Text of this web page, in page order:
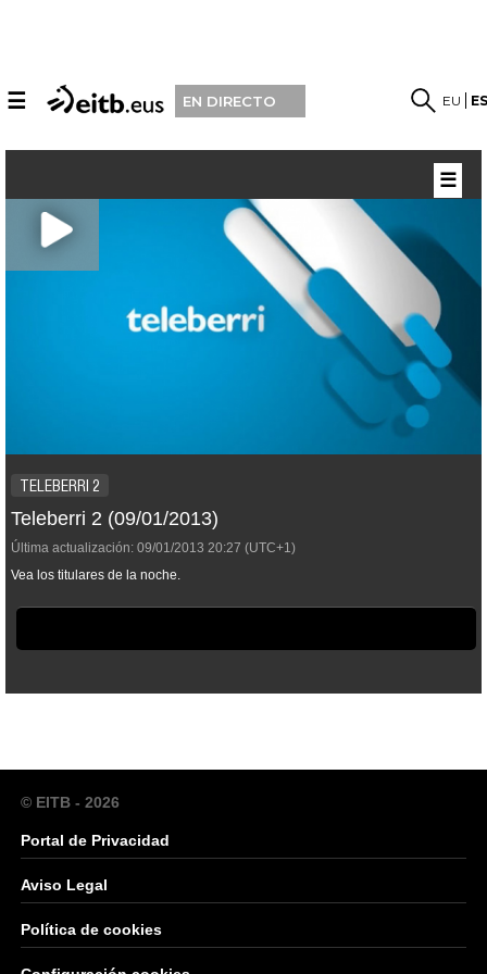
☰ EN DIRECTO EU
TELEBERRI 2
Teleberri 2 (09/01/2013)
Última actualización: 09/01/2013 20:27 (UTC+1)
Vea los titulares de la noche.
☰
© EITB - 2026
Portal de Privacidad
Aviso Legal
Política de cookies